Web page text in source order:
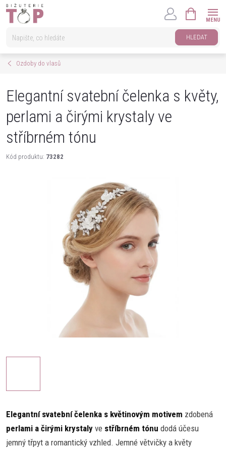
Přejít
HLEDAT
KOŠÍK
Ozdoby do vlasů
Elegantní svatební čelenka s květy,
perlami a čirými krystaly ve
stříbrném tónu
Kód produktu: 73282
Elegantní svatební čelenka s květinovým motivem zdobená
perlami a čirými krystaly ve stříbrném tónu dodá účesu
jemný třpyt a romantický vzhled. Jemné větvičky a květy